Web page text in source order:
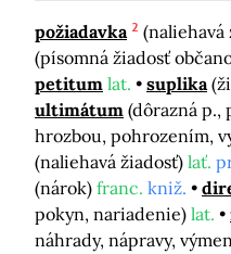
požiadavka 2 (naliehavá
(písomná žiadosť
petitum lat. suplika
ultimátum (dôrazná p.,
hrozbou, pohrozením,
(naliehavá žiadosť) lať.
(nárok) franc. kniž.
pokyn, nariadenie) lat.
náhrady, nápravy,